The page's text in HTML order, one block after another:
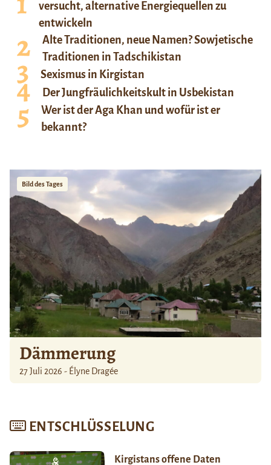
versucht, alternative Energiequellen zu
entwickeln
Alte Traditionen, neue Namen? Sowjetische
Traditionen in Tadschikistan
Sexismus in Kirgistan
Der Jungfräulichkeitskult in Usbekistan
Wer ist der Aga Khan und wofür ist er
bekannt?
Bild des Tages
Dämmerung
27 Juli 2026 - Élyne Dragée
ENTSCHLÜSSELUNG
Kirgistans offene Daten